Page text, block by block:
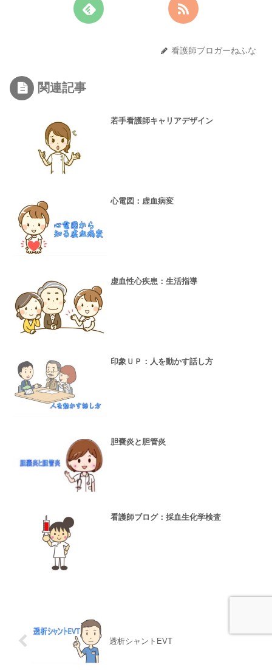
看護師ブロガーねふな
関連記事
若手看護師キャリアデザイン
心電図：虚血病変
虚血性心疾患：生活指導
印象ＵＰ：人を動かす話し方
胆嚢炎と胆管炎
看護師ブログ：採血生化学検査
透析シャントEVT